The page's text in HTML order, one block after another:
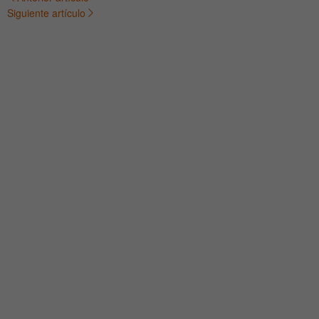
Siguiente artículo